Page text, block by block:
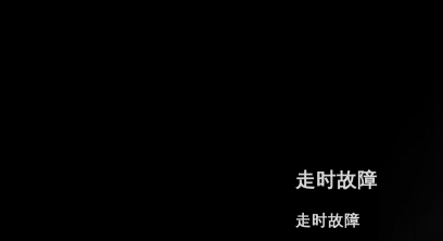
走时故障
走时故障